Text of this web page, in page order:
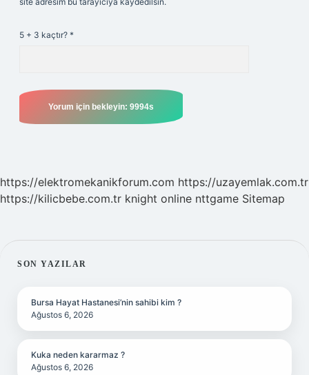
5 + 3 kaçtır? *
https://elektromekanikforum.com https://uzayemlak.com.tr
https://kilicbebe.com.tr knight online nttgame Sitemap
SIDEBAR
SON YAZILAR
Bursa Hayat Hastanesi’nin sahibi kim ?
Ağustos 6, 2026
Kuka neden kararmaz ?
Ağustos 6, 2026